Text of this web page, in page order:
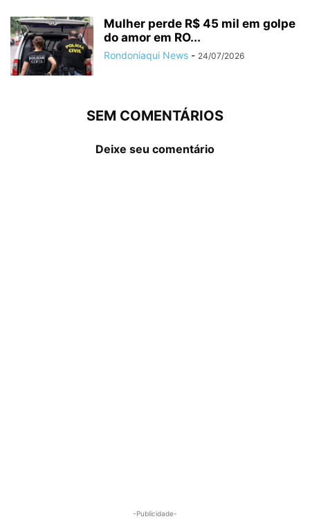
Mulher perde R$ 45 mil em golpe
do amor em RO...
Rondoniaqui News - 24/07/2026
SEM COMENTÁRIOS
Deixe seu comentário
-Publicidade-